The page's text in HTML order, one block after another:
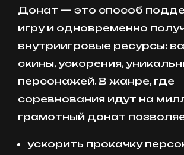
Донат — это способ
игру и одновременно
внутриигровые ресурсы:
скины, ускорения,
персонажей. В жанре, где
соревнования идут на
грамотный донат
ускорить прокачку